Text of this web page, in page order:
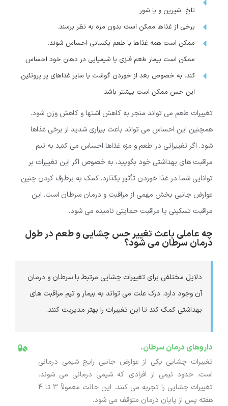
تلخ، شیرین و یا شور
برخی از غذاها ممکن است بدون مزه به نظر برسند.
ممکن است همه غذاها با طعم یکسانی احساس شوند.
ممکن است بیمار طعم فلزی یا شیمیایی در دهان خود احساس
کند، به خصوص بعد از خوردن گوشت یا سایر غذاهای پر پروتئین.
این حس ممکن است بیشتر باشد.
تغییرات طعم می تواند منجر به کاهش اشتها و کاهش وزن شود.
همچنین این احساس می تواند باعث بیزاری شدید از برخی غذاها
شود. اگر تغییراتی در طعم و مزه غذاها احساس می کنید به تیم
مراقبت های بهداشتی خود بگویید، به خصوص اگر این تغییرات بر
توانایی شما در غذا خوردن تأثیر بگذارد. کمک به برطرف کردن چنین
عوارض جانبی بخش مهمی از مراقبت و درمان سرطان است. این
مراقبت تسکینی یا مراقبت حمایتی نامیده می شود.
چه عاملی باعث تغییر حس چشایی و طعم در طول
درمان سرطان می شود؟
دلایل مختلفی برای تغییرات چشایی مرتبط با سرطان و درمان
آن وجود دارد. درک علت می تواند به بیمار و تیم مراقبت های
بهداشتی کمک کند تا این تغییرات را بهتر مدیریت کنند.
داروهای درمان سرطان.
تغییرات چشایی یکی از عوارض جانبی رایج شیمی درمانی
است. حدود نیمی از افرادی که شیمی درمانی می شوند،
تغییرات چشایی را تجربه می کنند. این حالت معمولاً 3 تا 4
هفته پس از پایان درمان متوقف می شود.